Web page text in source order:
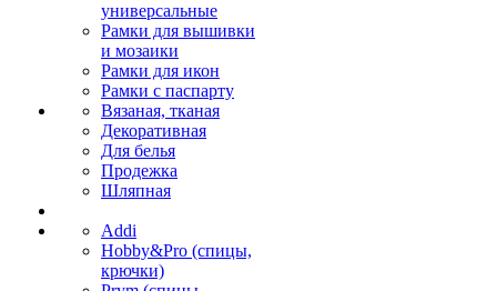
универсальные
Рамки для вышивки
и мозаики
Рамки для икон
Рамки с паспарту
Вязаная, тканая
Декоративная
Для белья
Продежка
Шляпная
Addi
Hobby&Pro (спицы,
крючки)